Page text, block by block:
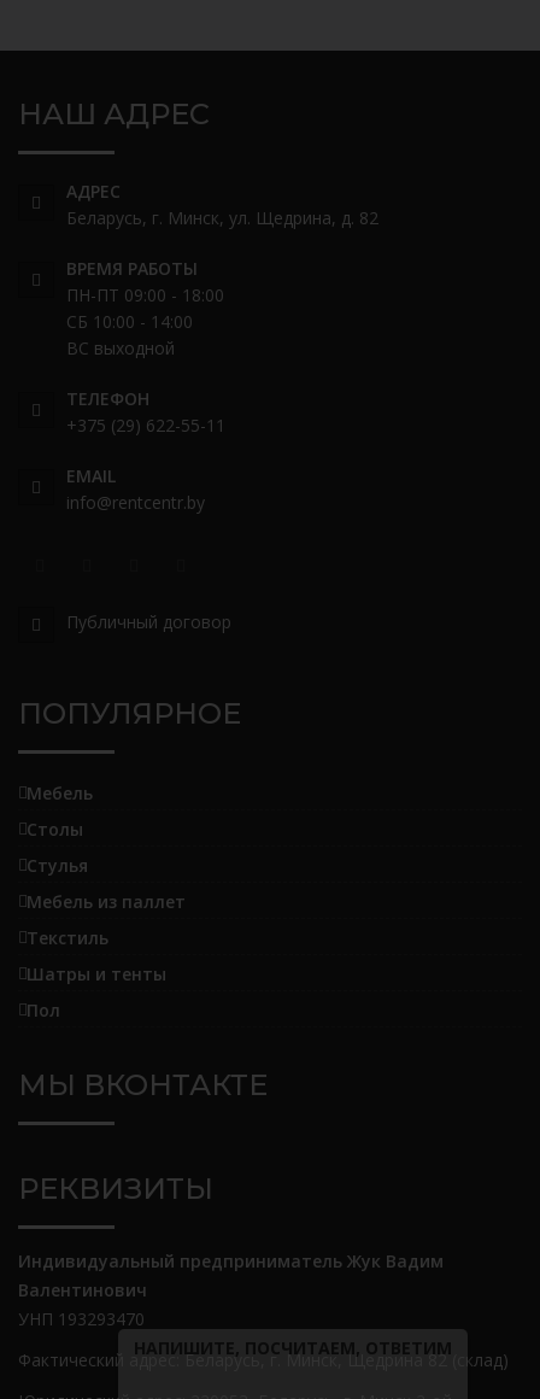
НАШ АДРЕС
АДРЕС
Беларусь, г. Минск, ул. Щедрина, д. 82
ВРЕМЯ РАБОТЫ
ПН-ПТ 09:00 - 18:00
СБ 10:00 - 14:00
ВС выходной
ТЕЛЕФОН
+375 (29) 622-55-11
EMAIL
info@rentcentr.by
Публичный договор
ПОПУЛЯРНОЕ
Мебель
Столы
Стулья
Мебель из паллет
Текстиль
Шатры и тенты
Пол
МЫ ВКОНТАКТЕ
РЕКВИЗИТЫ
Индивидуальный предприниматель Жук Вадим
Валентинович
УНП 193293470
Фактический адрес: Беларусь, г. Минск, Щедрина 82 (склад)
НАПИШИТЕ, ПОСЧИТАЕМ, ОТВЕТИМ